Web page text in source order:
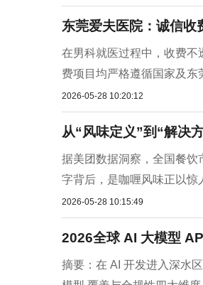
东莞爱夫医院：诚信收
在男科就医过程中，收费不
费项目均严格遵循国家及东
2026-05-28 10:20:12
从“风味定义”到“解决
据美团数据洞察，全国餐
字背后，是咖喱风味正以惊
2026-05-28 10:15:49
2026全球 AI 大模型
摘要：在 AI 开发进入深水